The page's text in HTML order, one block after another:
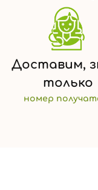
Доставим,
только
номер